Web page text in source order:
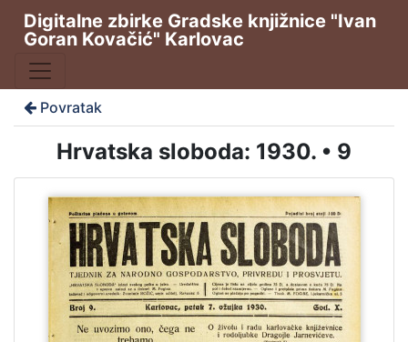
Digitalne zbirke Gradske knjižnice "Ivan
Goran Kovačić" Karlovac
Povratak
Hrvatska sloboda: 1930. • 9